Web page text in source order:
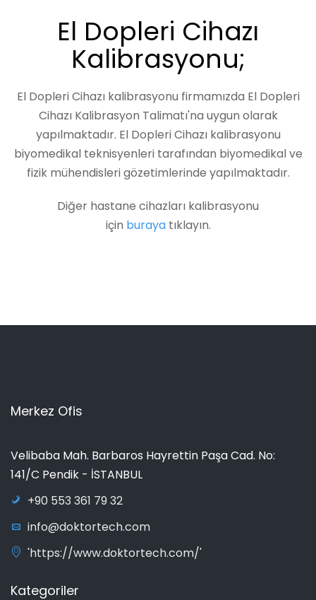
El Dopleri Cihazı
Kalibrasyonu;
El Dopleri Cihazı kalibrasyonu firmamızda El Dopleri
Cihazı Kalibrasyon Talimatı'na uygun olarak
yapılmaktadır. El Dopleri Cihazı kalibrasyonu
biyomedikal teknisyenleri tarafından biyomedikal ve
fizik mühendisleri gözetimlerinde yapılmaktadır.
Diğer hastane cihazları kalibrasyonu
için buraya tıklayın.
Merkez Ofis
Velibaba Mah. Barbaros Hayrettin Paşa Cad. No:
141/C Pendik - İSTANBUL
+90 553 361 79 32
info@doktortech.com
'https://www.doktortech.com/'
Kategoriler